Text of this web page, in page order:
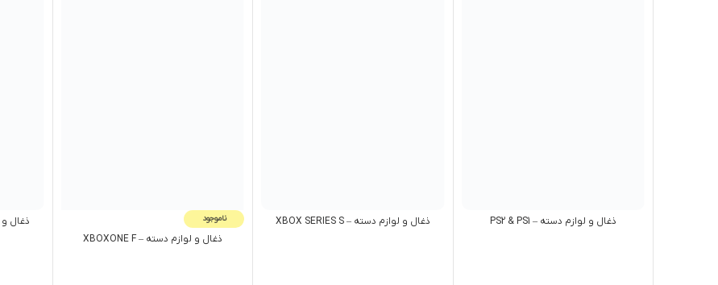
ذغال و لوازم دسته – PS2 & PS1 ذغال و لوازم دسته – XBOX SERIES S ناموجود
ذغال و لوازم دسته – XBOXONE F